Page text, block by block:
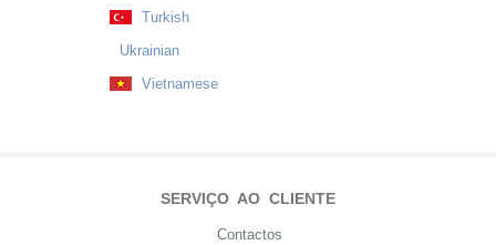
Turkish
Ukrainian
Vietnamese
SERVIÇO AO CLIENTE
Contactos